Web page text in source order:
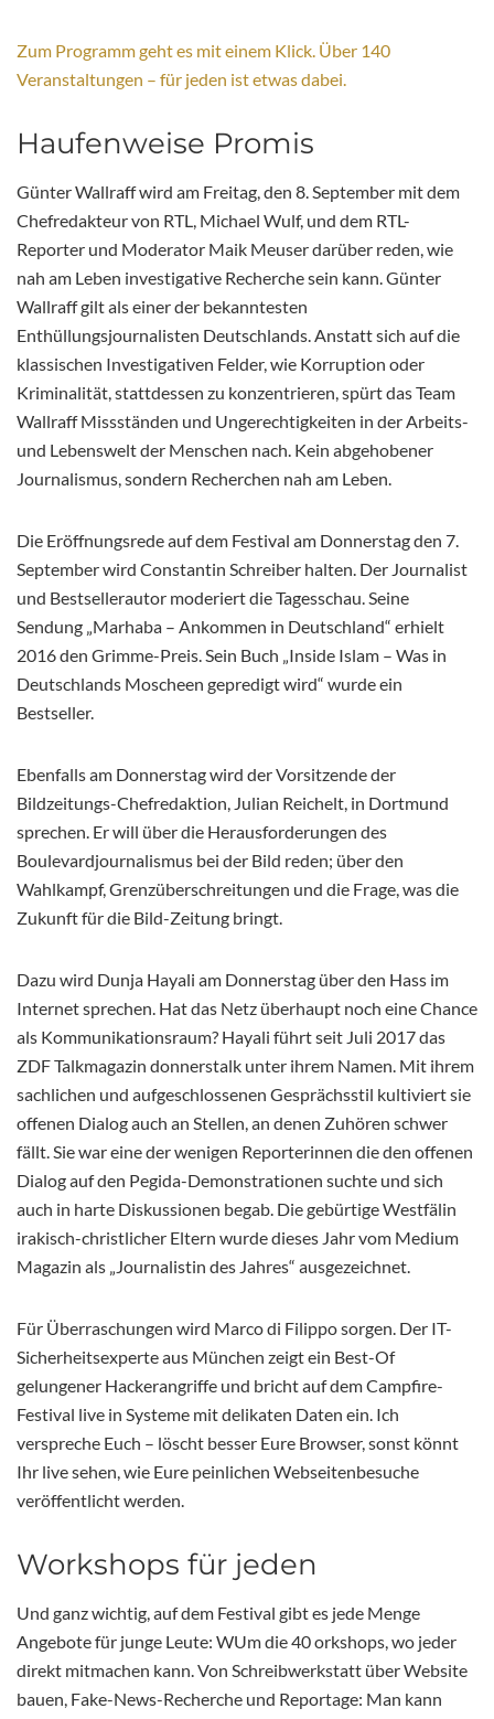
Zum Programm geht es mit einem Klick. Über 140
Veranstaltungen – für jeden ist etwas dabei.
Haufenweise Promis
Günter Wallraff wird am Freitag, den 8. September mit dem
Chefredakteur von RTL, Michael Wulf, und dem RTL-
Reporter und Moderator Maik Meuser darüber reden, wie
nah am Leben investigative Recherche sein kann. Günter
Wallraff gilt als einer der bekanntesten
Enthüllungsjournalisten Deutschlands. Anstatt sich auf die
klassischen Investigativen Felder, wie Korruption oder
Kriminalität, stattdessen zu konzentrieren, spürt das Team
Wallraff Missständen und Ungerechtigkeiten in der Arbeits-
und Lebenswelt der Menschen nach. Kein abgehobener
Journalismus, sondern Recherchen nah am Leben.
Die Eröffnungsrede auf dem Festival am Donnerstag den 7.
September wird Constantin Schreiber halten. Der Journalist
und Bestsellerautor moderiert die Tagesschau. Seine
Sendung „Marhaba – Ankommen in Deutschland“ erhielt
2016 den Grimme-Preis. Sein Buch „Inside Islam – Was in
Deutschlands Moscheen gepredigt wird“ wurde ein
Bestseller.
Ebenfalls am Donnerstag wird der Vorsitzende der
Bildzeitungs-Chefredaktion, Julian Reichelt, in Dortmund
sprechen. Er will über die Herausforderungen des
Boulevardjournalismus bei der Bild reden; über den
Wahlkampf, Grenzüberschreitungen und die Frage, was die
Zukunft für die Bild-Zeitung bringt.
Dazu wird Dunja Hayali am Donnerstag über den Hass im
Internet sprechen. Hat das Netz überhaupt noch eine Chance
als Kommunikationsraum? Hayali führt seit Juli 2017 das
ZDF Talkmagazin donnerstalk unter ihrem Namen. Mit ihrem
sachlichen und aufgeschlossenen Gesprächsstil kultiviert sie
offenen Dialog auch an Stellen, an denen Zuhören schwer
fällt. Sie war eine der wenigen Reporterinnen die den offenen
Dialog auf den Pegida-Demonstrationen suchte und sich
auch in harte Diskussionen begab. Die gebürtige Westfälin
irakisch-christlicher Eltern wurde dieses Jahr vom Medium
Magazin als „Journalistin des Jahres“ ausgezeichnet.
Für Überraschungen wird Marco di Filippo sorgen. Der IT-
Sicherheitsexperte aus München zeigt ein Best-Of
gelungener Hackerangriffe und bricht auf dem Campfire-
Festival live in Systeme mit delikaten Daten ein. Ich
verspreche Euch – löscht besser Eure Browser, sonst könnt
Ihr live sehen, wie Eure peinlichen Webseitenbesuche
veröffentlicht werden.
Workshops für jeden
Und ganz wichtig, auf dem Festival gibt es jede Menge
Angebote für junge Leute: WUm die 40 orkshops, wo jeder
direkt mitmachen kann. Von Schreibwerkstatt über Website
bauen, Fake-News-Recherche und Reportage: Man kann